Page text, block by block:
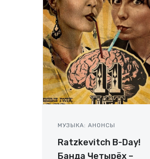
МУЗЫКА: АНОНСЫ
Ratzkevitch B-Day!
Банда Четырёх –